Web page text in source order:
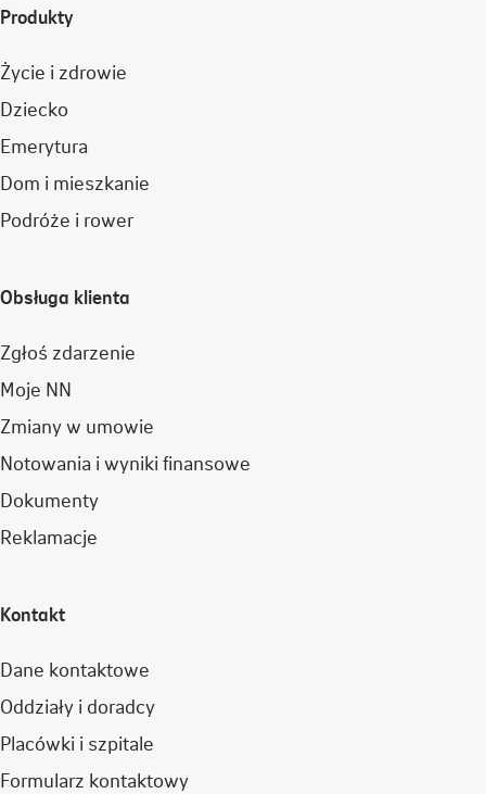
Produkty
Życie i zdrowie
Dziecko
Emerytura
Dom i mieszkanie
Podróże i rower
Obsługa klienta
Zgłoś zdarzenie
Moje NN
Zmiany w umowie
Notowania i wyniki finansowe
Dokumenty
Reklamacje
Kontakt
Dane kontaktowe
Oddziały i doradcy
Placówki i szpitale
Formularz kontaktowy